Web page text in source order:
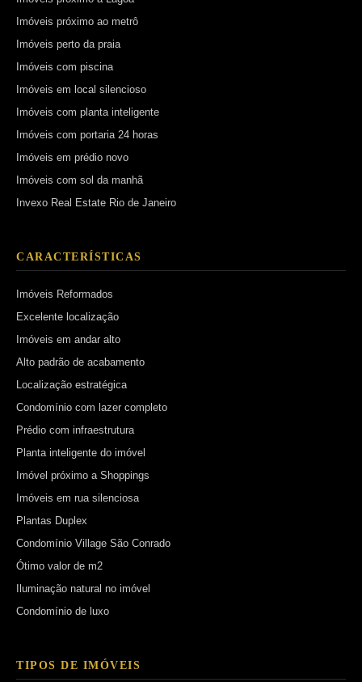
Imóveis próximo ao metrô
Imóveis perto da praia
Imóveis com piscina
Imóveis em local silencioso
Imóveis com planta inteligente
Imóveis com portaria 24 horas
Imóveis em prédio novo
Imóveis com sol da manhã
Invexo Real Estate Rio de Janeiro
CARACTERÍSTICAS
Imóveis Reformados
Excelente localização
Imóveis em andar alto
Alto padrão de acabamento
Localização estratégica
Condomínio com lazer completo
Prédio com infraestrutura
Planta inteligente do imóvel
Imóvel próximo a Shoppings
Imóveis em rua silenciosa
Plantas Duplex
Condomínio Village São Conrado
Ótimo valor de m2
Iluminação natural no imóvel
Condomínio de luxo
TIPOS DE IMÓVEIS